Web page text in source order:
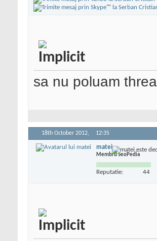
sa nu poluam
18th October 2012, 12:35
matei
Membru SeoPedia
Reputatie: 44